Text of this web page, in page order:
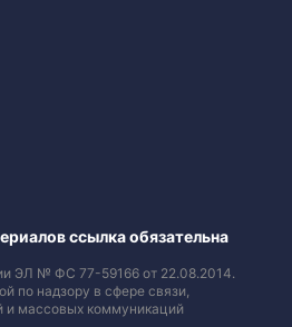
ссылка обязательна
ЭЛ № ФС 77-59166 от 22.08.2014.
по надзору в сфере связи,
и массовых коммуникаций